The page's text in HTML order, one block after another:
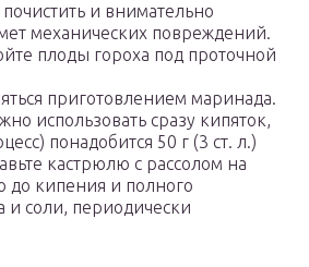
и внимательно
механических повреждений.
плоды гороха под проточной
приготовлением маринада.
использовать сразу кипяток,
понадобится 50 г (3 ст. л.)
кастрюлю с рассолом на
до кипения и полного
и соли, периодически